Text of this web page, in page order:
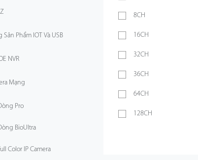
Sản Phẩm IOT Và USB
NVR
Mạng
Pro
BioUltra
Color IP Camera
8CH
16CH
32CH
36CH
64CH
128CH